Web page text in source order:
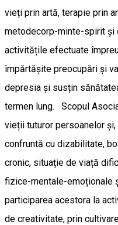
vieți prin artă, terapie prin
metodecorp-minte-spirit și
activitățile efectuate
împărtășite preocupări și
depresia și susțin
termen lung. Scopul
vieții tuturor persoanelor
confruntă cu dizabilitate,
cronic, situație de viață
fizice-mentale-emoționale
participarea acestora la
de creativitate, prin